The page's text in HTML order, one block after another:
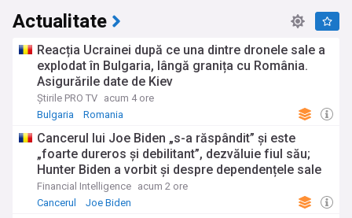
Actualitate
Reacția Ucrainei după ce una dintre dronele sale a
explodat în Bulgaria, lângă granița cu România.
Asigurările date de Kiev
Știrile PRO TV acum 4 ore
Bulgaria
Romania
Cancerul lui Joe Biden „s-a răspândit” şi este
„foarte dureros și debilitant”, dezvăluie fiul său;
Hunter Biden a vorbit și despre dependențele sale
și despre grațierea acordată de tatăl său
Financial Intelligence acum 2 ore
Cancerul
Joe Biden